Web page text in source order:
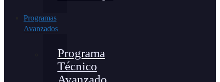
Programas
Avanzados
Programa
Técnico
Avanzado